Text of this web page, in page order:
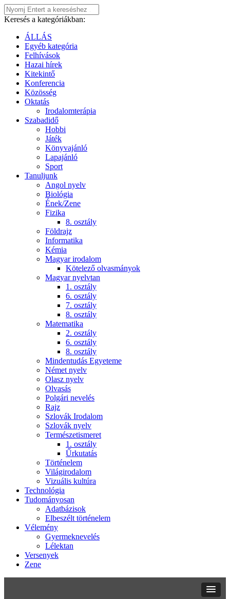
Keresés a kategóriákban:
ÁLLÁS
Egyéb kategória
Felhívások
Hazai hírek
Kitekintő
Konferencia
Közösség
Oktatás
Irodalomterápia
Szabadidő
Hobbi
Játék
Könyvajánló
Lapajánló
Sport
Tanuljunk
Angol nyelv
Biológia
Ének/Zene
Fizika
8. osztály
Földrajz
Informatika
Kémia
Magyar irodalom
Kötelező olvasmányok
Magyar nyelvtan
1. osztály
6. osztály
7. osztály
8. osztály
Matematika
2. osztály
6. osztály
8. osztály
Mindentudás Egyeteme
Német nyelv
Olasz nyelv
Olvasás
Polgári nevelés
Rajz
Szlovák Irodalom
Szlovák nyelv
Természetismeret
1. osztály
Űrkutatás
Történelem
Világirodalom
Vizuális kultúra
Technológia
Tudományosan
Adatbázisok
Elbeszélt történelem
Vélemény
Gyermeknevelés
Lélektan
Versenyek
Zene